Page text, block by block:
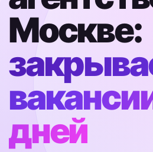
Москве:
дней